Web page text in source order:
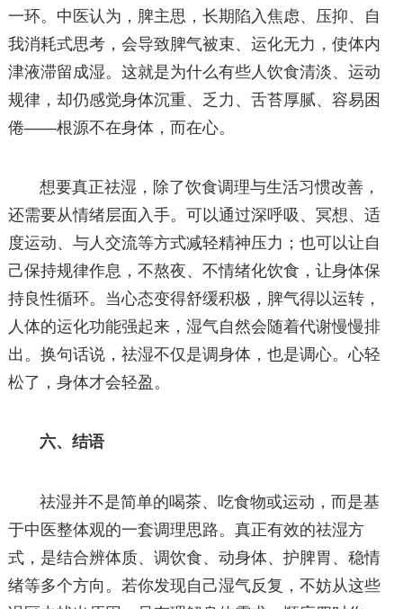
一环。中医认为，脾主思，长期陷入焦虑、压抑、自
我消耗式思考，会导致脾气被束、运化无力，使体内
津液滞留成湿。这就是为什么有些人饮食清淡、运动
规律，却仍感觉身体沉重、乏力、舌苔厚腻、容易困
倦——根源不在身体，而在心。
想要真正祛湿，除了饮食调理与生活习惯改善，
还需要从情绪层面入手。可以通过深呼吸、冥想、适
度运动、与人交流等方式减轻精神压力；也可以让自
己保持规律作息，不熬夜、不情绪化饮食，让身体保
持良性循环。当心态变得舒缓积极，脾气得以运转，
人体的运化功能强起来，湿气自然会随着代谢慢慢排
出。换句话说，祛湿不仅是调身体，也是调心。心轻
松了，身体才会轻盈。
六、结语
祛湿并不是简单的喝茶、吃食物或运动，而是基
于中医整体观的一套调理思路。真正有效的祛湿方
式，是结合辨体质、调饮食、动身体、护脾胃、稳情
绪等多个方向。若你发现自己湿气反复，不妨从这些